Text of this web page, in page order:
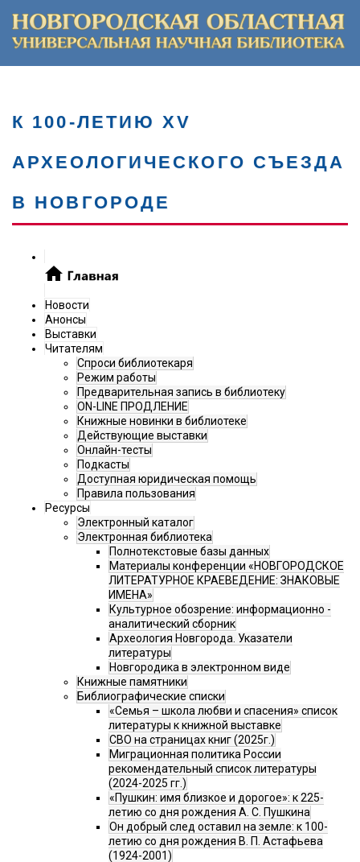
К 100-ЛЕТИЮ XV
АРХЕОЛОГИЧЕСКОГО СЪЕЗДА
В НОВГОРОДЕ
Новости
Анонсы
Выставки
Читателям
Спроси библиотекаря
Режим работы
Предварительная запись в библиотеку
ON-LINE ПРОДЛЕНИЕ
Книжные новинки в библиотеке
Действующие выставки
Онлайн-тесты
Подкасты
Доступная юридическая помощь
Правила пользования
Ресурсы
Электронный каталог
Электронная библиотека
Полнотекстовые базы данных
Материалы конференции «НОВГОРОДСКОЕ
ЛИТЕРАТУРНОЕ КРАЕВЕДЕНИЕ: ЗНАКОВЫЕ
ИМЕНА»
Культурное обозрение: информационно -
аналитический сборник
Археология Новгорода. Указатели
литературы
Новгородика в электронном виде
Книжные памятники
Библиографические списки
«Семья – школа любви и спасения» список
литературы к книжной выставке
СВО на страницах книг (2025г.)
Миграционная политика России
рекомендательный список литературы
(2024-2025 гг.)
«Пушкин: имя близкое и дорогое»: к 225-
летию со дня рождения А. С. Пушкина
Он добрый след оставил на земле: к 100-
летию со дня рождения В. П. Астафьева
(1924-2001)